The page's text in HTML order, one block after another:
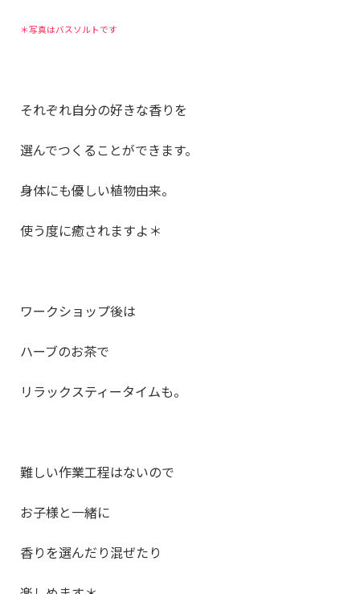
＊写真はバスソルトです
それぞれ自分の好きな香りを
選んでつくることができます。
身体にも優しい植物由来。
使う度に癒されますよ＊
ワークショップ後は
ハーブのお茶で
リラックスティータイムも。
難しい作業工程はないので
お子様と一緒に
香りを選んだり混ぜたり